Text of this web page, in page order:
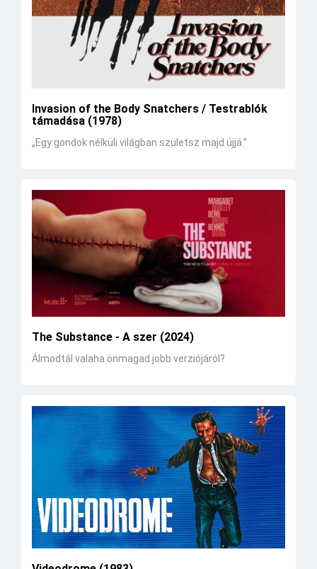
Invasion of the Body Snatchers / Testrablók
támadása (1978)
„Egy gondok nélküli világban születsz majd újjá.”
The Substance - A szer (2024)
Álmodtál valaha önmagad jobb verziójáról?